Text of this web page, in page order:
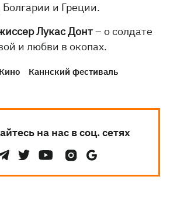
и Греции.
Лукас Донт– о солдате
и любви в окопах.
Кино Каннский фестиваль
на нас в соц. сетях